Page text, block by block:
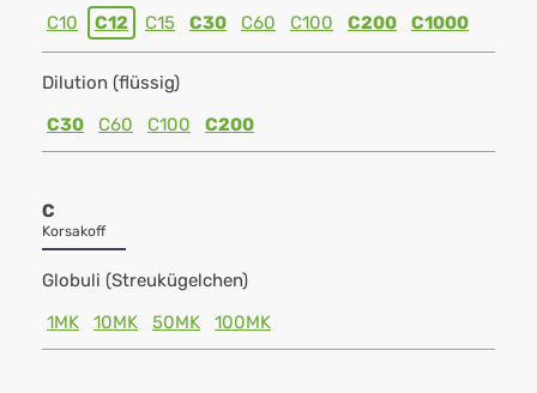
C10 C12 C15 C30 C60 C100 C200 C1000
Dilution (flüssig)
C30
C60 C100 C200
C
Korsakoff
Globuli (Streukügelchen)
1MK
10MK 50MK 100MK